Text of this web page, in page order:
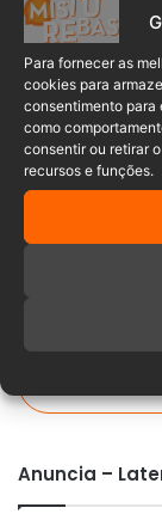
Para fornecer as
cookies para
consentimento para
como
consentir ou retirar
recursos e funções.
conselho, para
ao
Anuncia –